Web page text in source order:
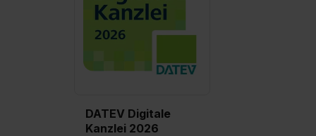
II). Du kannst die von dir erteilte Einwilligung jederzeit mit
Einstellungen“ widerrufen. Weitere Informationen zu den
einzelnen Cookies findest du durch Klick auf „Details
DATEV Digitale
Kanzlei 2026